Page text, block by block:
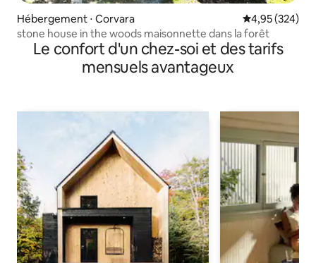
Hébergement ⋅ Corvara Évaluation
4,95 (324)
stone house in the woods maisonnette dans la forêt
Le confort d'un chez-soi et des tarifs
mensuels avantageux